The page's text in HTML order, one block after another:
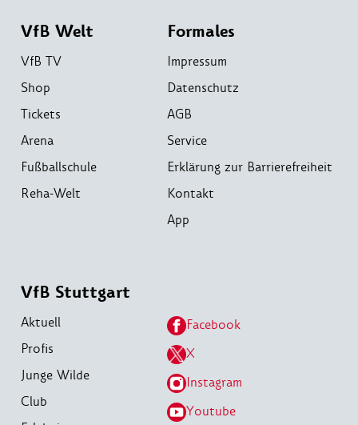
VfB Welt
VfB TV
Shop
Tickets
Arena
Fußballschule
Reha-Welt
Formales
Impressum
Datenschutz
AGB
Service
Erklärung zur Barrierefreiheit
Kontakt
App
VfB Stuttgart
Aktuell
Profis
Junge Wilde
Club
Facebook
X
Instagram
Youtube